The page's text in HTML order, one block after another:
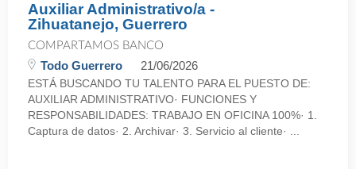
Auxiliar Administrativo/a -
Zihuatanejo, Guerrero
COMPARTAMOS BANCO
Todo Guerrero 21/06/2026
ESTÁ BUSCANDO TU TALENTO PARA EL PUESTO DE:
AUXILIAR ADMINISTRATIVO· FUNCIONES Y
RESPONSABILIDADES: TRABAJO EN OFICINA 100%· 1.
Captura de datos· 2. Archivar· 3. Servicio al cliente· ...